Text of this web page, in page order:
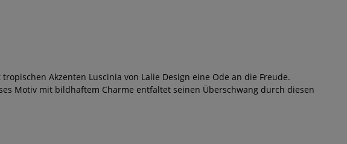
Akzenten Luscinia von Lalie Design eine Ode an die Freude.
Motiv mit bildhaftem Charme entfaltet seinen Überschwang durch diesen